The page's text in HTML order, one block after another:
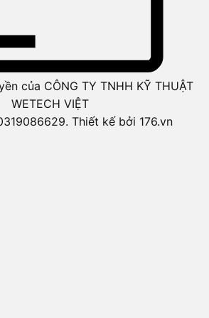
của CÔNG TY TNHH KỸ THUẬT
WETECH VIỆT
Thiết kế bởi 176.vn